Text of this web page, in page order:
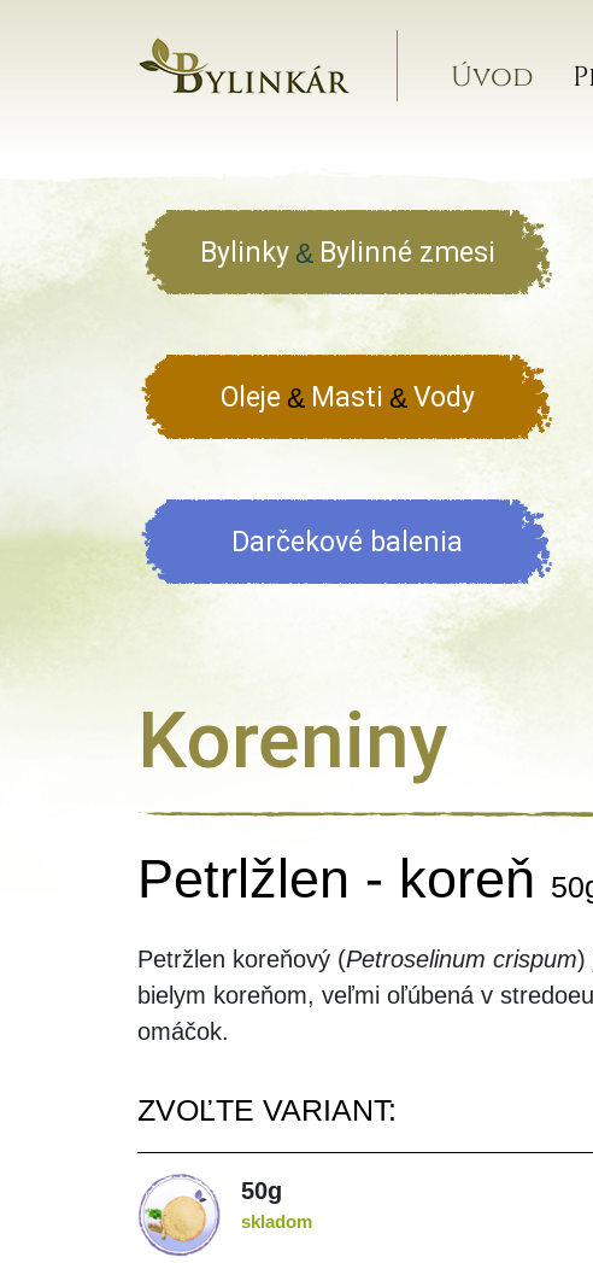
Úvod
Bylinky & Bylinné zmesi
Oleje & Masti & Vody
Darčekové balenia
Koreniny
Petrlžlen - koreň
Petržlen koreňový (Petroselinum crispum)
bielym koreňom, veľmi oľúbená v
omáčok.
ZVOĽTE VARIANT:
50g
skladom